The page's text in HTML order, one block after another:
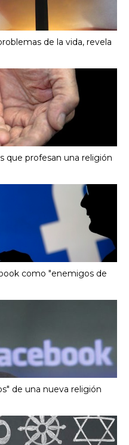
de la vida, revela
que profesan una religión
como "enemigos de
de una nueva religión